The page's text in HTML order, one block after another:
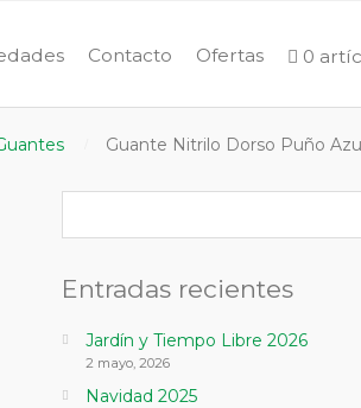
Contacto Ofertas 0
Guante Nitrilo Dorso Puño
Entradas recientes
Jardín y Tiempo Libre 2026
2 mayo, 2026
Navidad 2025